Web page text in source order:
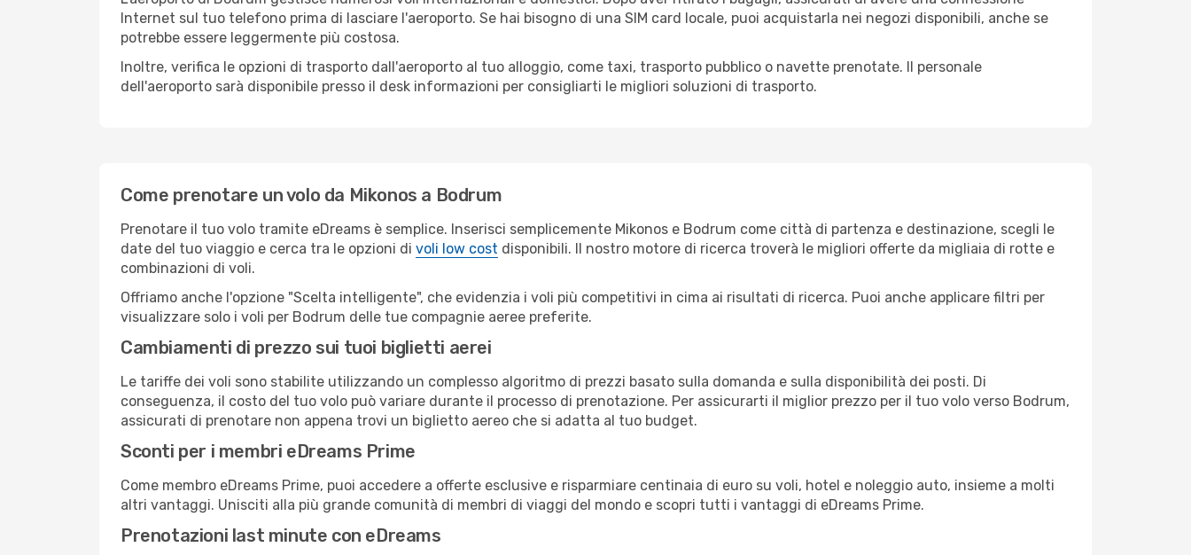
Internet sul tuo telefono prima di lasciare l'aeroporto. Se hai bisogno di una SIM card locale, puoi acquistarla nei negozi disponibili, anche se
potrebbe essere leggermente più costosa.
Inoltre, verifica le opzioni di trasporto dall'aeroporto al tuo alloggio, come taxi, trasporto pubblico o navette prenotate. Il personale
dell'aeroporto sarà disponibile presso il desk informazioni per consigliarti le migliori soluzioni di trasporto.
Come prenotare un volo da Mikonos a Bodrum
Prenotare il tuo volo tramite eDreams è semplice. Inserisci semplicemente Mikonos e Bodrum come città di partenza e destinazione, scegli le
date del tuo viaggio e cerca tra le opzioni di voli low cost disponibili. Il nostro motore di ricerca troverà le migliori offerte da migliaia di rotte e
combinazioni di voli.
Offriamo anche l'opzione "Scelta intelligente", che evidenzia i voli più competitivi in cima ai risultati di ricerca. Puoi anche applicare filtri per
visualizzare solo i voli per Bodrum delle tue compagnie aeree preferite.
Cambiamenti di prezzo sui tuoi biglietti aerei
Le tariffe dei voli sono stabilite utilizzando un complesso algoritmo di prezzi basato sulla domanda e sulla disponibilità dei posti. Di
conseguenza, il costo del tuo volo può variare durante il processo di prenotazione. Per assicurarti il miglior prezzo per il tuo volo verso Bodrum,
assicurati di prenotare non appena trovi un biglietto aereo che si adatta al tuo budget.
Sconti per i membri eDreams Prime
Come membro eDreams Prime, puoi accedere a offerte esclusive e risparmiare centinaia di euro su voli, hotel e noleggio auto, insieme a molti
altri vantaggi. Unisciti alla più grande comunità di membri di viaggi del mondo e scopri tutti i vantaggi di eDreams Prime.
Prenotazioni last minute con eDreams